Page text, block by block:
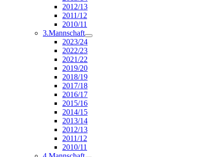
2012/13
2011/12
2010/11
3.Mannschaft
2023/24
2022/23
2021/22
2019/20
2018/19
2017/18
2016/17
2015/16
2014/15
2013/14
2012/13
2011/12
2010/11